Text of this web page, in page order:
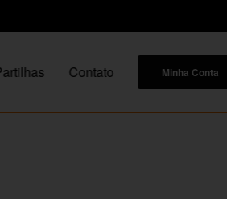
Contato Minha Conta